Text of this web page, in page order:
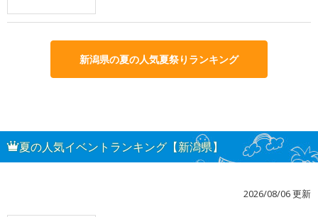
新潟県の夏の人気夏祭りランキング
夏の人気イベントランキング【新潟県】
2026/08/06 更新